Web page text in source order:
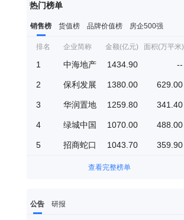
热门榜单
销售榜 货值榜 品牌价值榜 房企500强
排名 企业简称 金额(亿元) 面积(万平米)
1 中海地产 1434.90 --
2 保利发展 1380.00 629.00
3 华润置地 1259.80 341.40
4 绿城中国 1070.00 488.00
5 招商蛇口 1043.70 359.90
查看完整榜单
公告 研报